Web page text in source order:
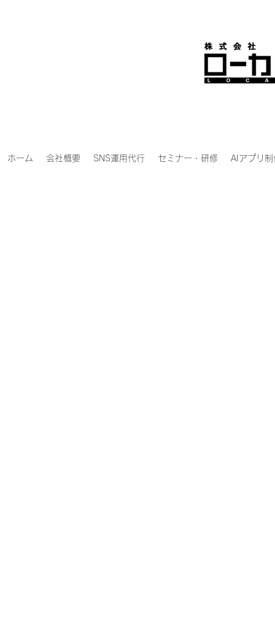
ホーム 会社概要 SNS運用代行 セミナー・研修 AIアプリ制